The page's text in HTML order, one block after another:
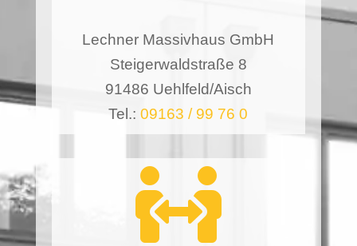
Lechner Massivhaus GmbH
Steigerwaldstraße 8
91486 Uehlfeld/Aisch
Tel.:09163 / 99 76 0
